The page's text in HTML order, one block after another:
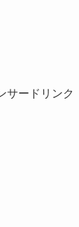
サードリンク